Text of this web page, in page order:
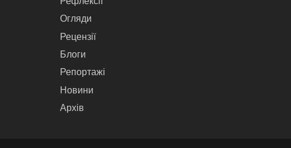
Огляди
Рецензії
Блоги
Репортажі
Новини
Архів